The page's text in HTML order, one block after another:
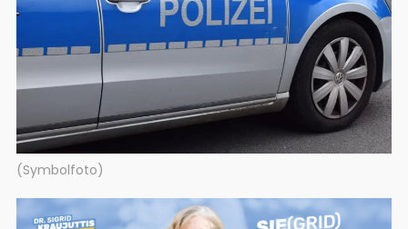
(Symbolfoto)